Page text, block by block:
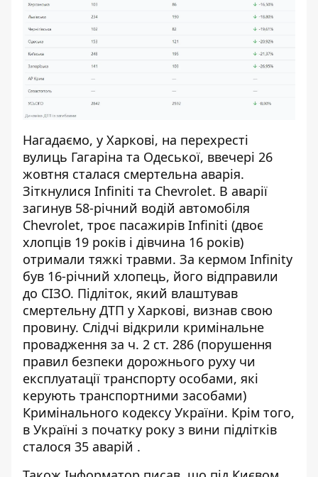
Нагадаємо, у Харкові, на перехресті
вулиць Гагаріна та Одеської, ввечері 26
жовтня сталася смертельна аварія.
Зіткнулися Infiniti та Chevrolet. В аварії
загинув 58-річний водій автомобіля
Chevrolet, троє пасажирів Infiniti (двоє
хлопців 19 років і дівчина 16 років)
отримали тяжкі травми. За кермом Infinity
був 16-річний хлопець, його відправили
до СІЗО. Підліток, який влаштував
смертельну ДТП у Харкові, визнав свою
провину. Слідчі відкрили кримінальне
провадження за ч. 2 ст. 286 (порушення
правил безпеки дорожнього руху чи
експлуатації транспорту особами, які
керують транспортними засобами)
Кримінального кодексу України. Крім того,
в Україні з початку року з вини підлітків
сталося 35 аварій .